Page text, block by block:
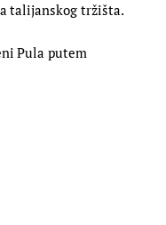
talijanskog tržišta.
Pula putem